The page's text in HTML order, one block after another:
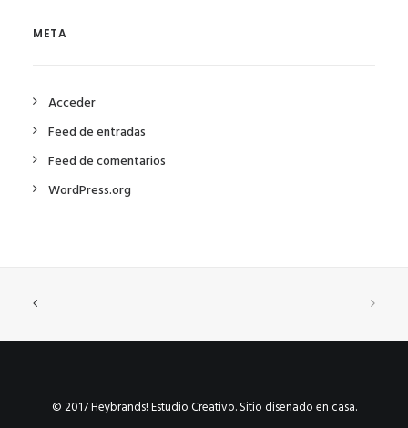
META
Acceder
Feed de entradas
Feed de comentarios
WordPress.org
© 2017 Heybrands! Estudio Creativo. Sitio diseñado en casa.